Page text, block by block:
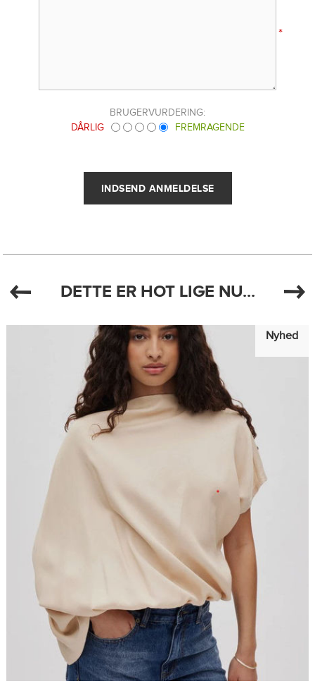
*
BRUGERVURDERING:
DÅRLIG
FREMRAGENDE
DETTE ER HOT LIGE NU...
Nyhed